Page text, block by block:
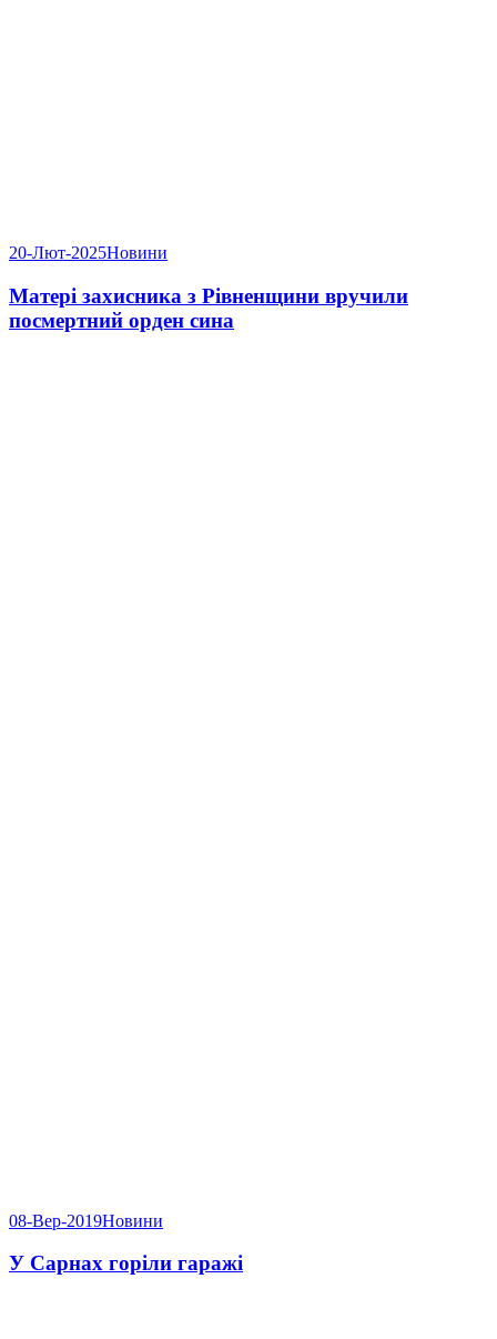
20-Лют-2025Новини
Матері захисника з Рівненщини вручили
посмертний орден сина
08-Вер-2019Новини
У Сарнах горіли гаражі